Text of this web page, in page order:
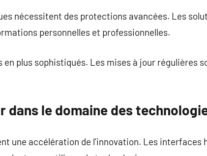
nécessitent des protections avancées. Les
personnelles et professionnelles.
en plus sophistiqués. Les mises à jour régulières
dans le domaine des
une accélération de l’innovation. Les interfaces